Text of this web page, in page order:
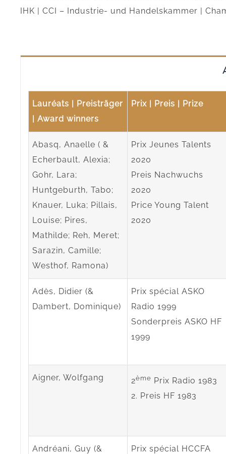
IHK | CCI – Industrie- und Handelskammer |
Lauréats | Preisträger
| Award winners
Prix | Preis | Prize
Abasq, Anaelle ( &
Echerbault, Alexia;
Gohr, Lara;
Huntgeburth, Tabo;
Knauer, Luka; Pillais,
Louise; Pires,
Mathilde; Reh, Meret;
Sarazin, Camille;
Westhof, Ramona)
Prix Jeunes Talents
2020
Preis Nachwuchs
2020
Price Young Talent
2020
Adès, Didier (&
Dambert, Dominique)
Prix spécial ASKO
Radio 1999
Sonderpreis ASKO HF
1999
Aigner, Wolfgang 2ème Prix Radio 1983
2. Preis HF 1983
Andréani, Guy (&
Prix spécial HCCFA